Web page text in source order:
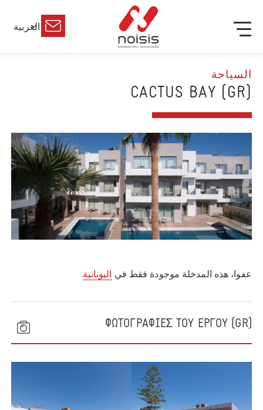
العربية
السياحة
(GR) CACTUS BAY
عفوا، هذه المدخلة موجودة فقط في اليونانية.
(GR) ΦΩΤΟΓΡΑΦΙΕΣ ΤΟΥ ΕΡΓΟΥ